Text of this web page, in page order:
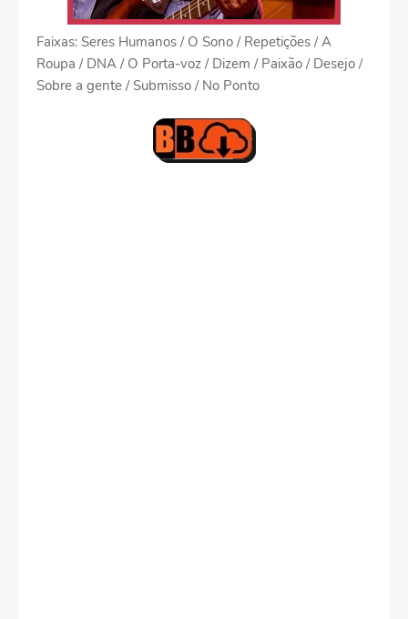
Faixas: Seres Humanos / O Sono / Repetições / A
Roupa / DNA / O Porta-voz / Dizem / Paixão / Desejo /
Sobre a gente / Submisso / No Ponto